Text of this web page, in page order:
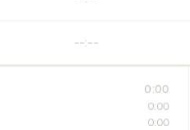
0:00
0:00
0:00